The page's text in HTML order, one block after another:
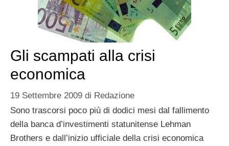
Gli scampati alla crisi
economica
19 Settembre 2009 di Redazione
Sono trascorsi poco più di dodici mesi dal fallimento
della banca d’investimenti statunitense Lehman
Brothers e dall’inizio ufficiale della crisi economica